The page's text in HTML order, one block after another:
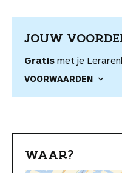
JOUW
Gratis met je
VOORWAARDEN
WAAR?